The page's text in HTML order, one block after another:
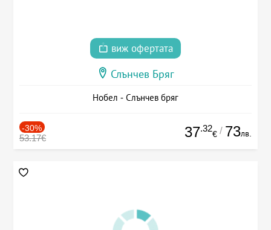
виж офертата
Слънчев Бряг
Нобел - Слънчев бряг
-30%
53.17€ 37.32
€ / 73лв.